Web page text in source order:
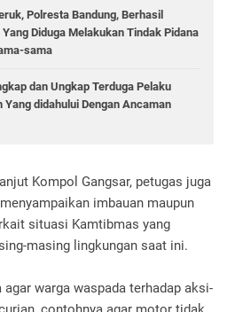
Polresta Bandung, Berhasil
Diduga Melakukan Tindak Pidana
sama
dan Ungkap Terduga Pelaku
didahului Dengan Ancaman
Kompol Gangsar, petugas juga
imbauan maupun
situasi Kamtibmas yang
masing lingkungan saat ini.
agar warga waspada terhadap aksi-